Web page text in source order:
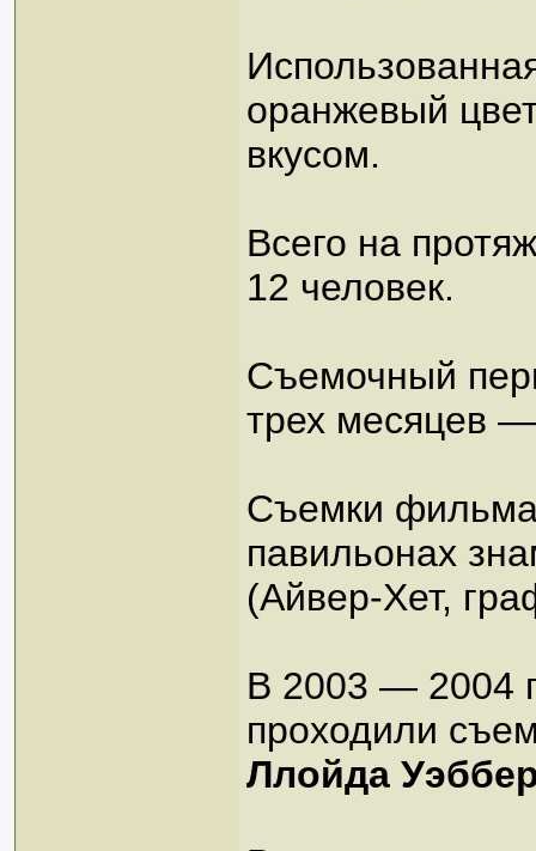
оранжевый
вкусом.
Всего на
12 человек.
Съемочный
трех месяцев
Съемки
павильонах
(Айвер-Хет,
В 2003 — 2004
проходили
Ллойда